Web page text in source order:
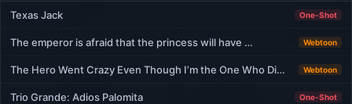
Texas Jack One-Shot
The emperor is afraid that the princess will have … Webtoon
The Hero Went Crazy Even Though I’m the One Who Di… Webtoon
Trio Grande: Adios Palomita One-Shot